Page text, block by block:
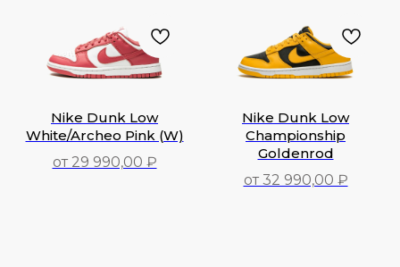
Nike Dunk Low
White/Archeo Pink (W)
от 29 990,00 ₽
Nike Dunk Low
Championship
Goldenrod
от 32 990,00 ₽